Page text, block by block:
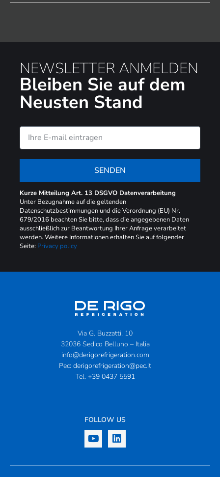
NEWSLETTER ANMELDEN
Bleiben Sie auf dem
Neusten Stand
SENDEN
Kurze Mitteilung Art. 13 DSGVO Datenverarbeitung
Unter Bezugnahme auf die geltenden
Datenschutzbestimmungen und die Verordnung (EU) Nr.
679/2016 beachten Sie bitte, dass die angegebenen Daten
ausschließlich zur Beantwortung Ihrer Anfrage verarbeitet
werden. Weitere Informationen erhalten Sie auf folgender
Seite: Privacy policy
Via G. Buzzatti, 10
32036 Sedico Belluno – Italia
info@derigorefrigeration.com
Pec: derigorefrigeration@pec.it
Tel. +39 0437 5591
FOLLOW US